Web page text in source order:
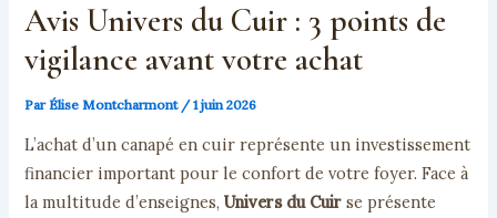
Avis Univers du Cuir : 3 points de
vigilance avant votre achat
ParÉlise Montcharmont /1 juin 2026
L’achat d’un canapé en cuir représente un investissement
financier important pour le confort de votre foyer. Face à
la multitude d’enseignes,Univers du Cuir se présente